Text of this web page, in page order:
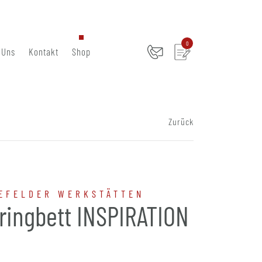
Kontakt Shop
0
Zurück
WERKSTÄTTEN
INSPIRATION